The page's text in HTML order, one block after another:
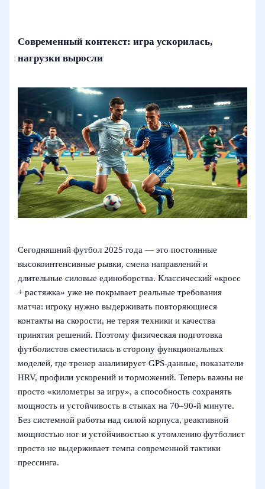
Современный контекст: игра ускорилась,
нагрузки выросли
Сегодняшний футбол 2025 года — это постоянные
высокоинтенсивные рывки, смена направлений и
длительные силовые единоборства. Классический «кросс
+ растяжка» уже не покрывает реальные требования
матча: игроку нужно выдерживать повторяющиеся
контакты на скорости, не теряя техники и качества
принятия решений. Поэтому физическая подготовка
футболистов сместилась в сторону функциональных
моделей, где тренер анализирует GPS‑данные, показатели
HRV, профили ускорений и торможений. Теперь важны не
просто «километры за игру», а способность сохранять
мощность и устойчивость в стыках на 70–90‑й минуте.
Без системной работы над силой корпуса, реактивной
мощностью ног и устойчивостью к утомлению футболист
просто не выдерживает темпа современной тактики
прессинга.